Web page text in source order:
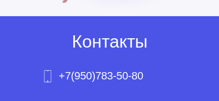
Контакты
+7(950)783-50-80